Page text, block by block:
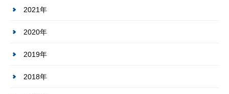
2021年
2020年
2019年
2018年